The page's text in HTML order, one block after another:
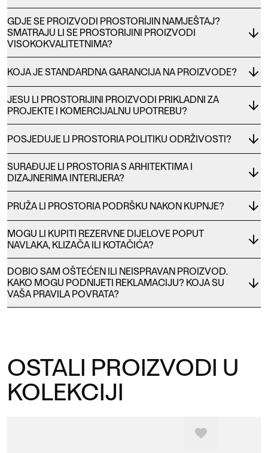
GDJE SE PROIZVODI PROSTORIJIN NAMJEŠTAJ?
SMATRAJU LI SE PROSTORIJINI PROIZVODI
VISOKOKVALITETNIMA?
KOJA JE STANDARDNA GARANCIJA NA PROIZVODE?
JESU LI PROSTORIJINI PROIZVODI PRIKLADNI ZA
PROJEKTE I KOMERCIJALNU UPOTREBU?
POSJEDUJE LI PROSTORIA POLITIKU ODRŽIVOSTI?
SURAĐUJE LI PROSTORIA S ARHITEKTIMA I
DIZAJNERIMA INTERIJERA?
PRUŽA LI PROSTORIA PODRŠKU NAKON KUPNJE?
MOGU LI KUPITI REZERVNE DIJELOVE POPUT
NAVLAKA, KLIZAČA ILI KOTAČIĆA?
DOBIO SAM OŠTEĆEN ILI NEISPRAVAN PROIZVOD.
KAKO MOGU PODNIJETI REKLAMACIJU? KOJA SU
VAŠA PRAVILA POVRATA?
OSTALI PROIZVODI U
KOLEKCIJI